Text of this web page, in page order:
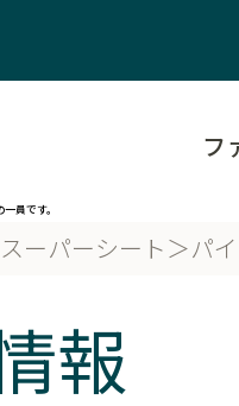
員です。
フ
ーパーシート＞パ
報